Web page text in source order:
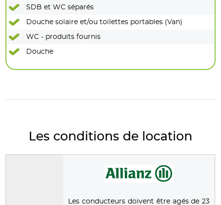
SDB et WC séparés
Douche solaire et/ou toilettes portables (Van)
WC - produits fournis
Douche
Les conditions de location
Les conducteurs doivent être agés de 23